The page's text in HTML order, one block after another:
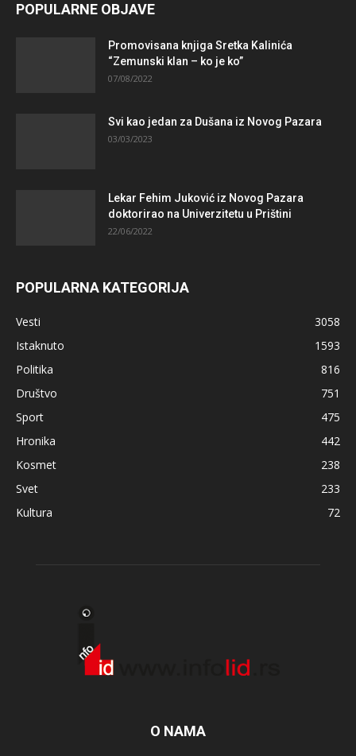
POPULARNE OBJAVE
Promovisana knjiga Sretka Kalinića
“Zemunski klan – ko je ko”
07/08/2022
Svi kao jedan za Dušana iz Novog Pazara
03/03/2023
Lekar Fehim Juković iz Novog Pazara
doktorirao na Univerzitetu u Prištini
22/06/2022
POPULARNA KATEGORIJA
Vesti
3058
Istaknuto
1593
Politika
816
Društvo
751
Sport
475
Hronika
442
Kosmet
238
Svet
233
Kultura
72
O NAMA